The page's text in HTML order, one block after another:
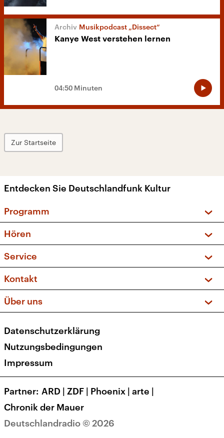
Musikpodcast „Dissect“
Kanye West verstehen lernen
04:50 Minuten
Zur Startseite
Entdecken Sie Deutschlandfunk Kultur
Programm
Sendungen und Podcasts
Musikliste
Kakadu – Das Kinderprogramm
Hören
Frequenzen (UKW + DAB+)
Service
FAQ
Apps
Newsletter
Veranstaltungen
Kontakt
Social Media
Über uns
Presse
Karriere
Transparenz
Deutschlandradio © 2026
Datenschutzerklärung
Nutzungsbedingungen
Impressum
Partner ARD | ZDF | Phoenix | arte |
Chronik der Mauer